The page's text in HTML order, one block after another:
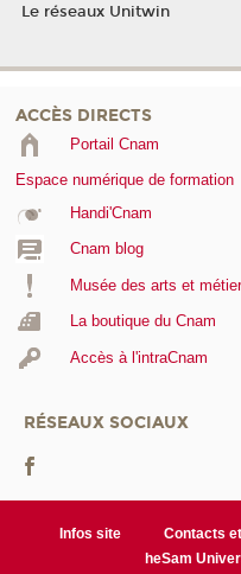
Le réseaux Unitwin
ACCÈS DIRECTS
Portail Cnam
Espace numérique de formation
Handi'Cnam
Cnam blog
Musée des arts et
La boutique du Cnam
Accès à l'intraCnam
RÉSEAUX SOCIAUX
Infos site Contacts
heSam